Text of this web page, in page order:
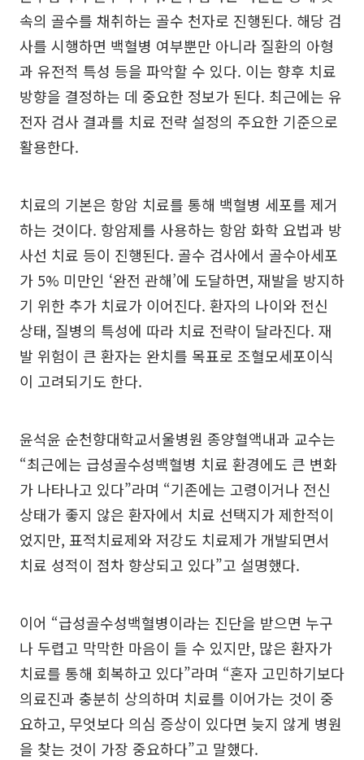
속의 골수를 채취하는 골수 천자로 진행된다. 해당 검
사를 시행하면 백혈병 여부뿐만 아니라 질환의 아형
과 유전적 특성 등을 파악할 수 있다. 이는 향후 치료
방향을 결정하는 데 중요한 정보가 된다. 최근에는 유
전자 검사 결과를 치료 전략 설정의 주요한 기준으로
활용한다.
치료의 기본은 항암 치료를 통해 백혈병 세포를 제거
하는 것이다. 항암제를 사용하는 항암 화학 요법과 방
사선 치료 등이 진행된다. 골수 검사에서 골수아세포
가 5% 미만인 ‘완전 관해’에 도달하면, 재발을 방지하
기 위한 추가 치료가 이어진다. 환자의 나이와 전신
상태, 질병의 특성에 따라 치료 전략이 달라진다. 재
발 위험이 큰 환자는 완치를 목표로 조혈모세포이식
이 고려되기도 한다.
윤석윤 순천향대학교서울병원 종양혈액내과 교수는
“최근에는 급성골수성백혈병 치료 환경에도 큰 변화
가 나타나고 있다”라며 “기존에는 고령이거나 전신
상태가 좋지 않은 환자에서 치료 선택지가 제한적이
었지만, 표적치료제와 저강도 치료제가 개발되면서
치료 성적이 점차 향상되고 있다”고 설명했다.
이어 “급성골수성백혈병이라는 진단을 받으면 누구
나 두렵고 막막한 마음이 들 수 있지만, 많은 환자가
치료를 통해 회복하고 있다”라며 “혼자 고민하기보다
의료진과 충분히 상의하며 치료를 이어가는 것이 중
요하고, 무엇보다 의심 증상이 있다면 늦지 않게 병원
을 찾는 것이 가장 중요하다”고 말했다.